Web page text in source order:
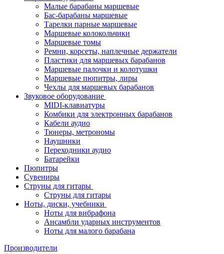
Малые барабаны маршевые
Бас-барабаны маршевые
Тарелки парные маршевые
Маршевые колокольчики
Маршевые томы
Ремни, корсеты, наплечные держатели
Пластики для маршевых барабанов
Маршевые палочки и колотушки
Маршевые пюпитры, лиры
Чехлы для маршевых барабанов
Звуковое оборудование
MIDI-клавиатуры
Комбики для электронных барабанов
Кабели аудио
Тюнеры, метрономы
Наушники
Переходники аудио
Батарейки
Пюпитры
Сувениры
Струны для гитары
Струны для гитары
Ноты, диски, учебники
Ноты для вибрафона
Ансамбли ударных инструментов
Ноты для малого барабана
Производители